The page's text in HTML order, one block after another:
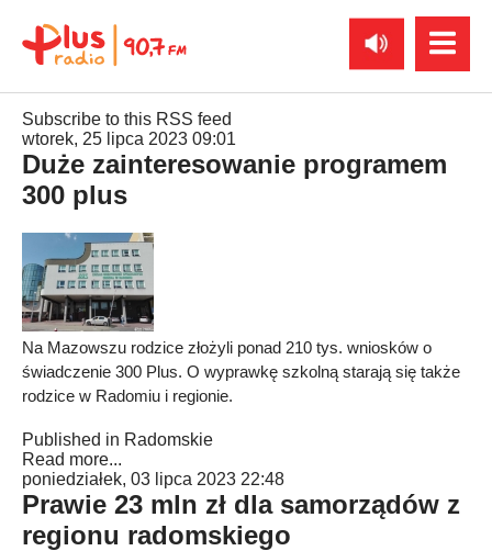
Subscribe to this RSS feed
wtorek, 25 lipca 2023 09:01
Duże zainteresowanie programem
300 plus
Na Mazowszu rodzice złożyli ponad 210 tys. wniosków o
świadczenie 300 Plus. O wyprawkę szkolną starają się także
rodzice w Radomiu i regionie.
Published in Radomskie
Read more...
poniedziałek, 03 lipca 2023 22:48
Prawie 23 mln zł dla samorządów z
regionu radomskiego